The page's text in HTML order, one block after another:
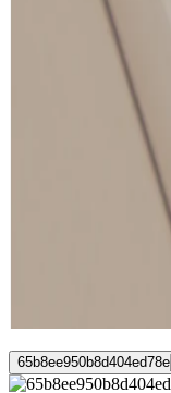
65b8ee950b8d404ed78e